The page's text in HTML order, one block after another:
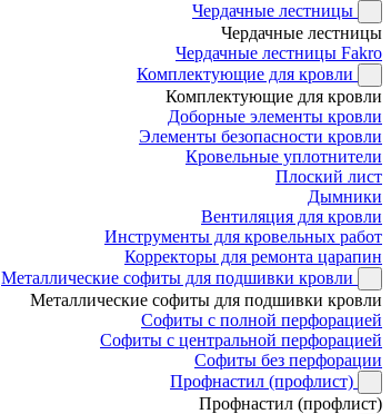
Чердачные лестницы
Чердачные лестницы
Чердачные лестницы Fakro
Комплектующие для кровли
Комплектующие для кровли
Доборные элементы кровли
Элементы безопасности кровли
Кровельные уплотнители
Плоский лист
Дымники
Вентиляция для кровли
Инструменты для кровельных работ
Корректоры для ремонта царапин
Металлические софиты для подшивки кровли
Металлические софиты для подшивки кровли
Софиты с полной перфорацией
Софиты с центральной перфорацией
Софиты без перфорации
Профнастил (профлист)
Профнастил (профлист)